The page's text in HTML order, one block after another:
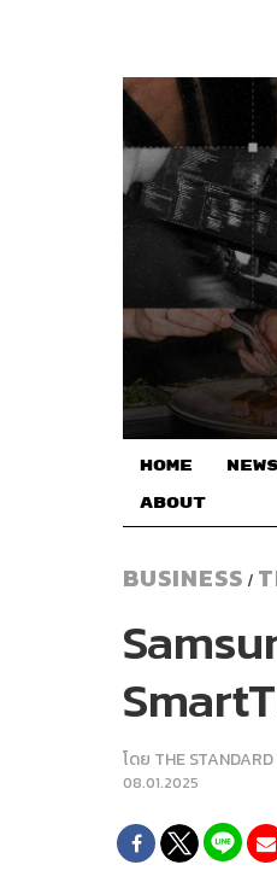
HOME NEWS
ABOUT
BUSINESS /
โดย THE
08.01.2025